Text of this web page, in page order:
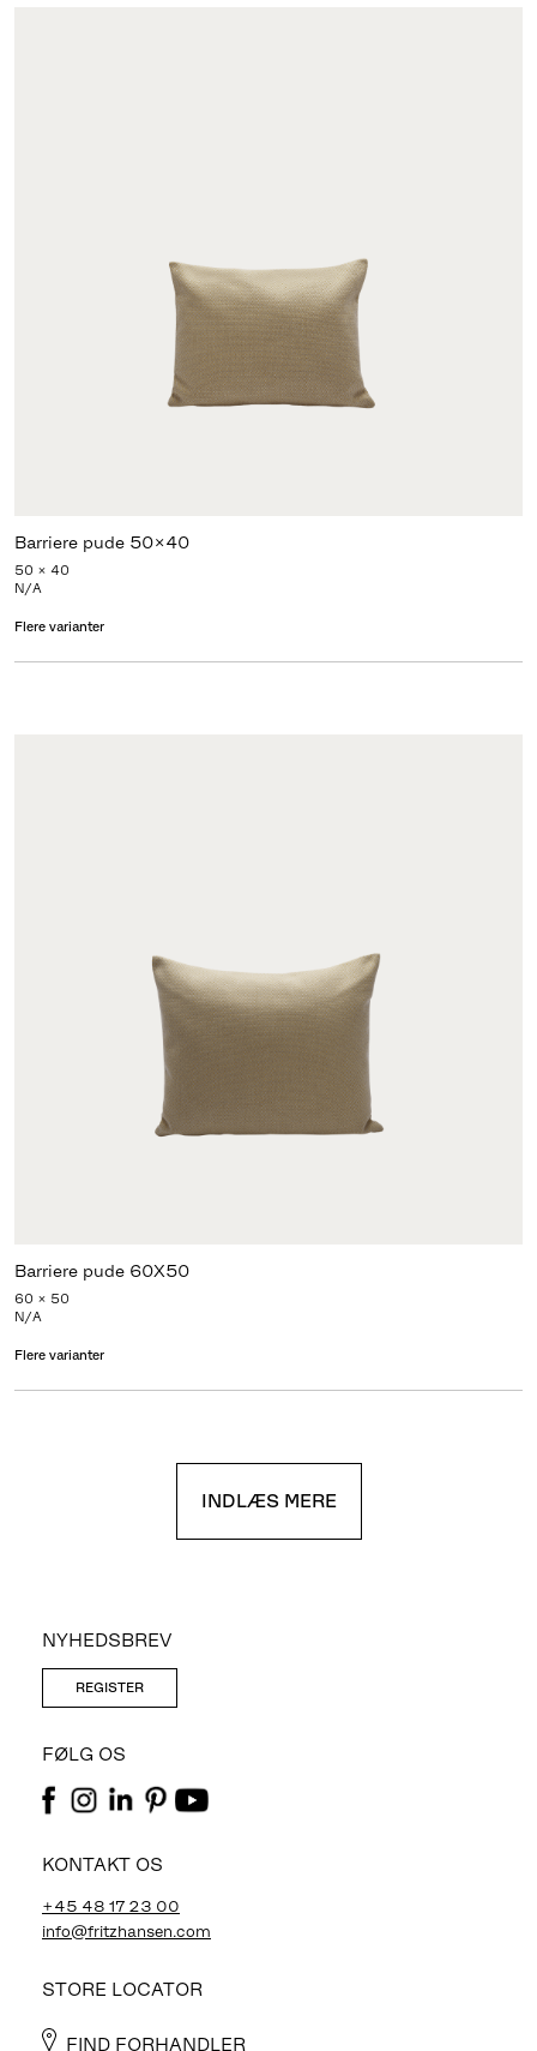
Barriere pude 50x40
50 x 40
N/A
Flere varianter
Barriere pude 60X50
60 x 50
N/A
Flere varianter
INDLÆS MERE
NYHEDSBREV
REGISTER
FØLG OS
KONTAKT OS
+45 48 17 23 00
info@fritzhansen.com
STORE LOCATOR
FIND FORHANDLER